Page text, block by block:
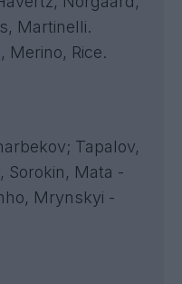
Martinelli.
Merino, Rice.
Tapalov,
Sorokin, Mata -
Mrynskyi -